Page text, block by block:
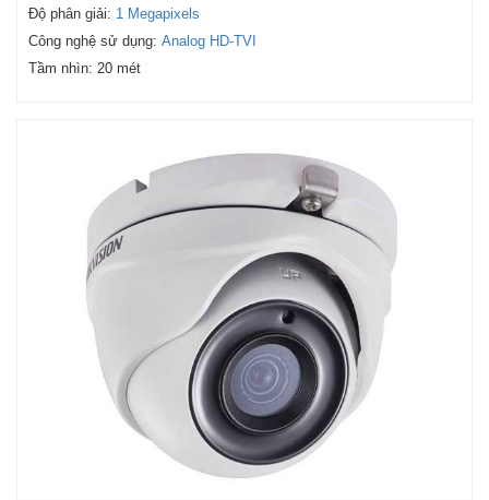
Độ phân giải: 1 Megapixels
Công nghệ sử dụng: Analog HD-TVI
Tầm nhìn: 20 mét